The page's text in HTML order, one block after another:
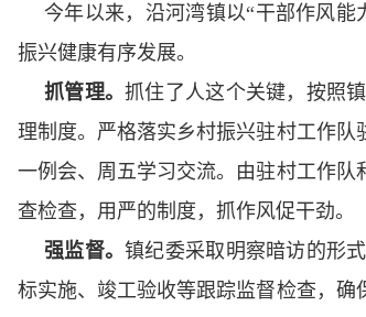
今年以来，沿河湾镇以“干部作风
振兴健康有序发展。
抓管理。抓住了人这个关键，按照
理制度。严格落实乡村振兴驻村工作队
一例会、周五学习交流。由驻村工作
查检查，用严的制度，抓作风促干劲。
强监督。镇纪委采取明察暗访的形
标实施、竣工验收等跟踪监督检查，